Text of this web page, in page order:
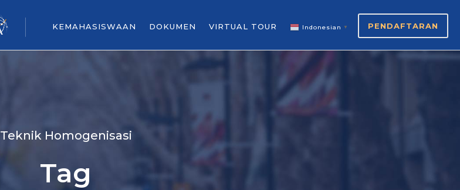
KEMAHASISWAAN DOKUMEN VIRTUAL TOUR Indonesian ▼ PENDAFTARAN
Teknik Homogenisasi
Tag